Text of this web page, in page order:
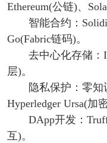
Ethereum(公链)、
智能合约：
Go(Fabric链码)。
去中心化存储：
层)。
隐私保护：零知
Hyperledger Ursa(加
DApp开发：
互)。